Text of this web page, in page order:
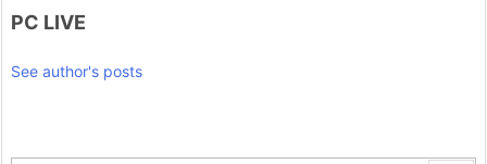
PC LIVE
See author's posts